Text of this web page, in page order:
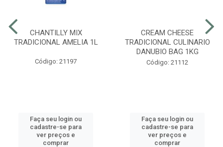
CHANTILLY MIX
TRADICIONAL AMELIA 1L
Código: 21197
Faça seu login ou
cadastre-se para
ver preços e
comprar
CREAM CHEESE
TRADICIONAL CULINARIO
DANUBIO BAG 1KG
Código: 21112
Faça seu login ou
cadastre-se para
ver preços e
comprar